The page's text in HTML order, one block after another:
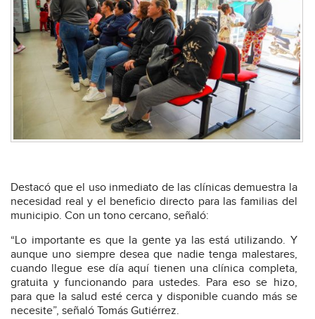
Destacó que el uso inmediato de las clínicas demuestra la
necesidad real y el beneficio directo para las familias del
municipio. Con un tono cercano, señaló:
“Lo importante es que la gente ya las está utilizando. Y
aunque uno siempre desea que nadie tenga malestares,
cuando llegue ese día aquí tienen una clínica completa,
gratuita y funcionando para ustedes. Para eso se hizo,
para que la salud esté cerca y disponible cuando más se
necesite”, señaló Tomás Gutiérrez.